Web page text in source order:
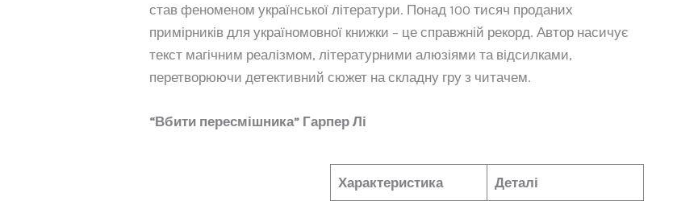
став феноменом української літератури. Понад 100 тисяч проданих
примірників для україномовної книжки – це справжній рекорд. Автор насичує
текст магічним реалізмом, літературними алюзіями та відсилками,
перетворюючи детективний сюжет на складну гру з читачем.
“Вбити пересмішника” Гарпер Лі
Характеристика Деталі